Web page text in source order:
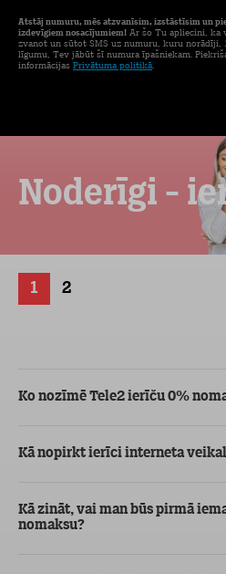
Atstāj numuru, mēs atzvanīsim, izstāstīsim un
izdevīgiem nosacījumiem! Ar šo Tu apliecini, ka
zvanot un sūtot SMS uz numuru, kuru norādīji,
līgumu, Tev jābūt šī numura īpašniekam.
informācijas Privātuma politikā.
Noderīgi -
1 2
Ko nozīmē Tele2 ierīču 0%
Kā nopirkt ierīci interneta
Kā zināt, vai man būs pirmā
nomaksu?